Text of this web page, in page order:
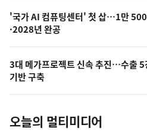
오
늘
사
진
'국가 AI 컴퓨팅센터' 첫 삽…1만
·2028년 완공
3대 메가프로젝트 신속 추진…수출 5
기반 구축
오늘의 멀티미디어